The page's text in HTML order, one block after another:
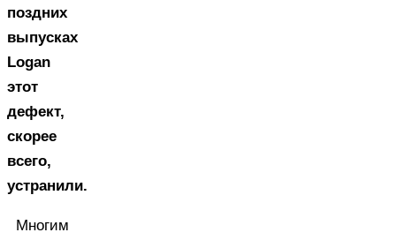
поздних
выпусках
Logan
этот
дефект,
скорее
всего,
устранили.
Многим